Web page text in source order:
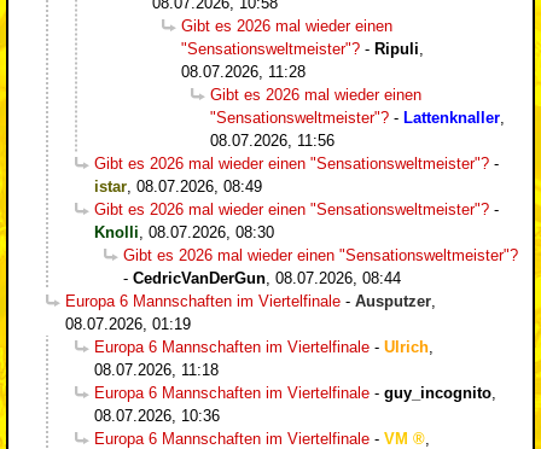
Gibt es 2026 mal wieder einen
"Sensationsweltmeister"? - Ripuli
08.07.2026, 11:28
Gibt es 2026 mal wieder einen
"Sensationsweltmeister"? - Lattenknaller
08.07.2026, 11:56
Gibt es 2026 mal wieder einen "Sensationsweltmeister"? -
istar 08.07.2026, 08:49
Gibt es 2026 mal wieder einen "Sensationsweltmeister"? -
Knolli 08.07.2026, 08:30
Gibt es 2026 mal wieder einen "Sensationsweltmeister"?
- CedricVanDerGun 08.07.2026, 08:44
Europa 6 Mannschaften im Viertelfinale - Ausputzer
08.07.2026, 01:19
Europa 6 Mannschaften im Viertelfinale - Ulrich
08.07.2026, 11:18
Europa 6 Mannschaften im Viertelfinale - guy_incognito
08.07.2026, 10:36
Europa 6 Mannschaften im Viertelfinale - VM